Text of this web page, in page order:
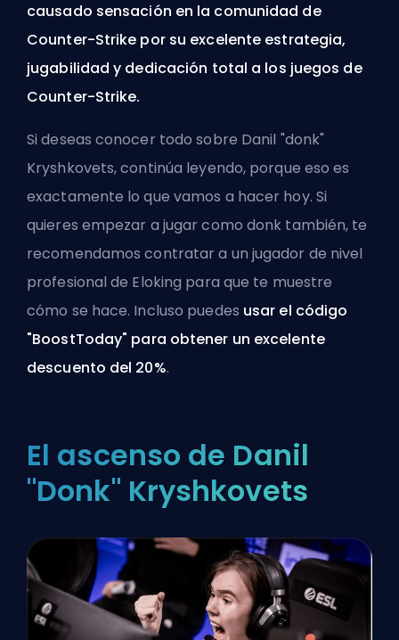
causado sensación en la comunidad de
Counter-Strike por su excelente estrategia,
jugabilidad y dedicación total a los juegos de
Counter-Strike.
Si deseas conocer todo sobre Danil "donk"
Kryshkovets, continúa leyendo, porque eso es
exactamente lo que vamos a hacer hoy. Si
quieres empezar a jugar como donk también, te
recomendamoscontratar a un jugador de nivel
profesional de Eloking para que te muestre
cómo se hace. Incluso puedes usar el código
"BoostToday" para obtener un excelente
descuento del 20%.
El ascenso de Danil
"Donk" Kryshkovets